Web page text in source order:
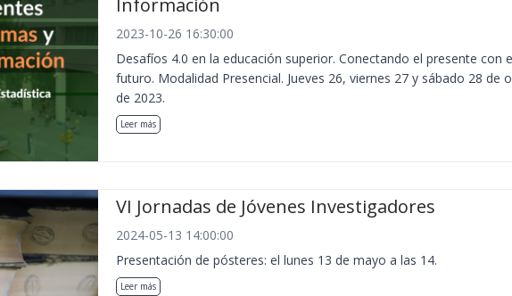
Información
2023-10-26 16:30:00
Desafíos 4.0 en la educación superior. Conectando el presente con
futuro. Modalidad Presencial. Jueves 26, viernes 27 y sábado 28 de
de 2023.
Leer más
VI Jornadas de Jóvenes Investigadores
2024-05-13 14:00:00
Presentación de pósteres: el lunes 13 de mayo a las 14.
Leer más